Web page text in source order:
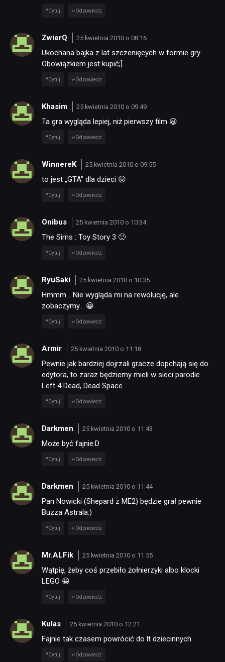
PUBLICYSTYKA
KULTURA
RETRO
TECHNOLOGIE
DYSKUSJE
JUŻ GRALIŚMY
Cytuj Odpowiedz
ZwierQ 25 kwietnia 2010 o 08:16
Ukochana bajka z lat szczenięcych w formie gry…
Obowiązkiem jest kupić;]
Cytuj Odpowiedz
Khasim 25 kwietnia 2010 o 09:49
Ta gra wygląda lepiej, niż pierwszy film 😀
Cytuj Odpowiedz
WinnereK 25 kwietnia 2010 o 09:55
to jest „GTA” dla dzieci 😛
Cytuj Odpowiedz
Onibus 25 kwietnia 2010 o 10:34
The Sims : Toy Story 3 🙂
Cytuj Odpowiedz
RyuSaki 25 kwietnia 2010 o 10:35
Hmmm… Nie wygląda mi na rewolucję, ale
zobaczymy… 😀
Cytuj Odpowiedz
Armir 25 kwietnia 2010 o 11:18
Pewnie jak bardziej dojrzali gracze dopchają się do
edytora, to zaraz będziemy mieli w sieci parodie
Left 4 Dead, Dead Space…
Cytuj Odpowiedz
Darkmen 25 kwietnia 2010 o 11:43
Może być fajnie:D
Cytuj Odpowiedz
Darkmen 25 kwietnia 2010 o 11:44
Pan Nowicki (Shepard z ME2) będzie grał pewnie
Buzza Astrala:)
Cytuj Odpowiedz
Mr.ALFik 25 kwietnia 2010 o 11:55
Wątpię, żeby coś przebiło żołnierzyki albo klocki
LEGO 😀
Cytuj Odpowiedz
Kulas 25 kwietnia 2010 o 12:21
Fajnie tak czasem powrócić do lt dziecinnych
Cytuj Odpowiedz